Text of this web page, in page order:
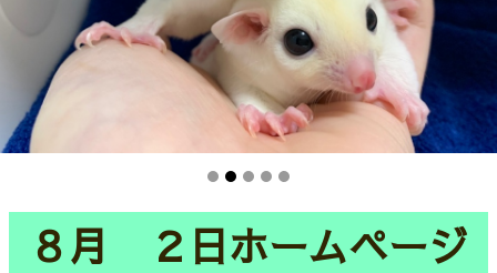
８月 ２日ホームページ